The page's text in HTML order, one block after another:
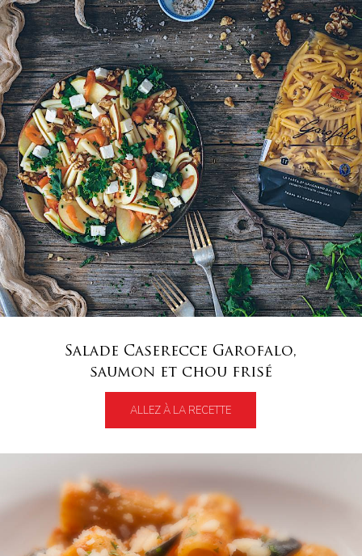
Salade Caserecce Garofalo,
saumon et chou frisé
ALLEZ À LA RECETTE